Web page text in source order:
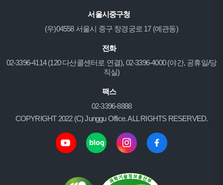
서울시중구청
(우)04558 서울시 중구 창경궁로 17 (예관동)
전화
02-3396-4114 (120 다산콜센터로 연결), 02-3396-4000 (야간, 공휴일/당
직실)
팩스
02-3396-8888
COPYRIGHT 2022 (C) Junggu Office. ALL RIGHTS RESERVED.